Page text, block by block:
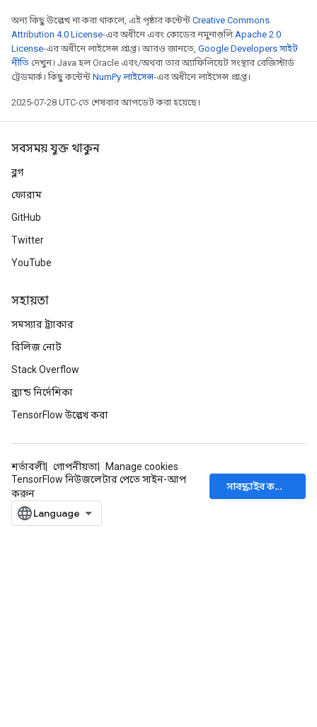
অন্য কিছু উল্লেখ না করা থাকলে, এই পৃষ্ঠার কন্টেন্ট Creative Commons
Attribution 4.0 License-এর অধীনে এবং কোডের নমুনাগুলিApache 2.0
License-এর অধীনে লাইসেন্স প্রাপ্ত। আরও জানতে, Google Developers সাইট
নীতি দেখুন। Java হল Oracle এবং/অথবা তার অ্যাফিলিয়েট সংস্থার রেজিস্টার্ড
ট্রেডমার্ক। কিছু কন্টেন্ট NumPy লাইসেন্স-এর অধীনে লাইসেন্স প্রাপ্ত।
2025-07-28 UTC-তে শেষবার আপডেট করা হয়েছে।
সবসময় যুক্ত থাকুন
ব্লগ
ফোরাম
GitHub
Twitter
YouTube
সহায়তা
সমস্যার ট্র্যাকার
রিলিজ নোট
Stack Overflow
ব্র্যান্ড নির্দেশিকা
TensorFlow উল্লেখ করা
শর্তাবলী গোপনীয়তা
Manage cookies
TensorFlow নিউজলেটার পেতে সাইন-আপ
করুন
সাবস্ক্রাইব করুন